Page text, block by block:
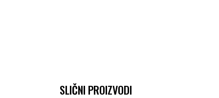
SLIČNI PROIZVODI